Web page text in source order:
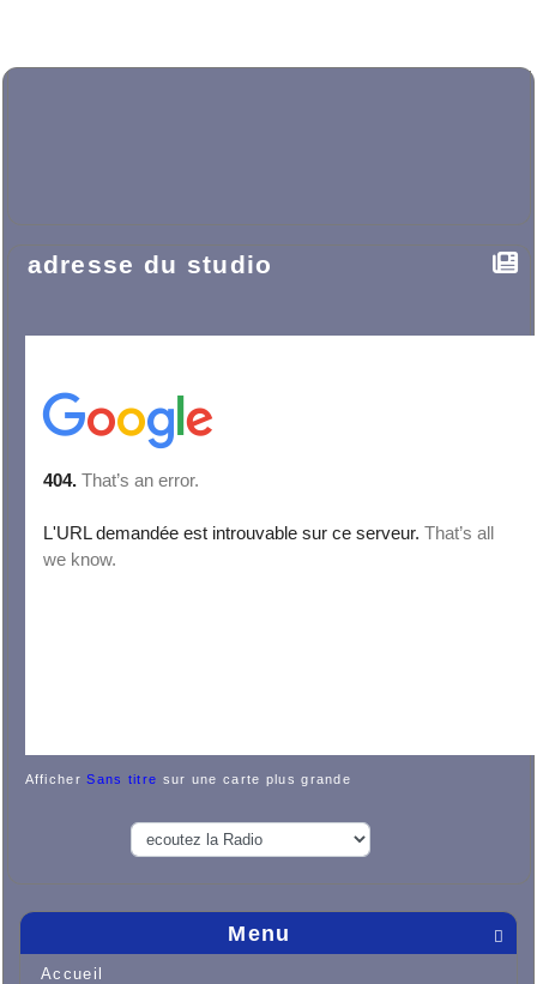

Menu
Accueil
adresse du studio
AfficherSans titre sur une carte plus grande